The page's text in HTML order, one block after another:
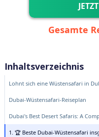
Gesamte
Inhaltsverzeichnis
Lohnt sich eine Wüstensafari in
Dubai-Wüstensafari-Reiseplan
Dubai's Best Desert Safaris: A
1. 🏆 Beste Dubai-Wüstensafari